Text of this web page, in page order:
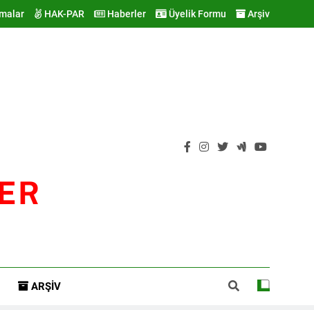
HAK-PAR Haberler Üyelik Formu Arşiv
ARŞIV